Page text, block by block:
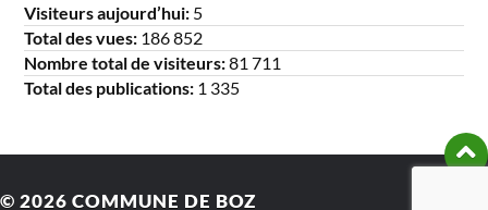
Visiteurs aujourd’hui: 5
Total des vues: 186 852
Nombre total de visiteurs:81 711
Total des publications: 1 335
© 2026 COMMUNE DE BOZ